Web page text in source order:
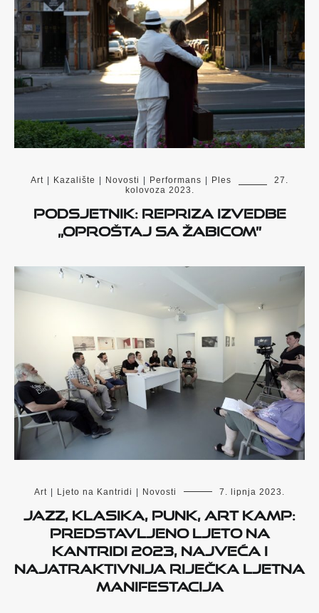
Art | Kazalište | Novosti | Performans | Ples
27.
kolovoza 2023.
Podsjetnik: Repriza izvedbe
„Oproštaj sa Žabicom”
Art | Ljeto na Kantridi | Novosti 7. lipnja 2023.
Jazz, klasika, punk, Art Kamp:
Predstavljeno Ljeto na
Kantridi 2023, najveća i
najatraktivnija riječka ljetna
manifestacija